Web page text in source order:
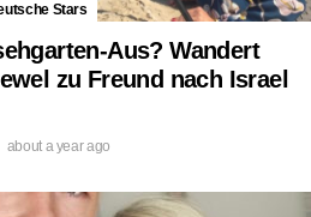
Stars
Aus? Wandert
zu Freund nach Israel
about a year ago